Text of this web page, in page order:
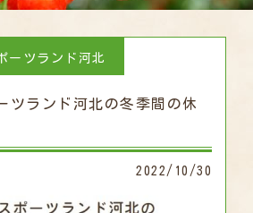
ーツランド河北
ツランド河北の冬季間の休
2022/10/30